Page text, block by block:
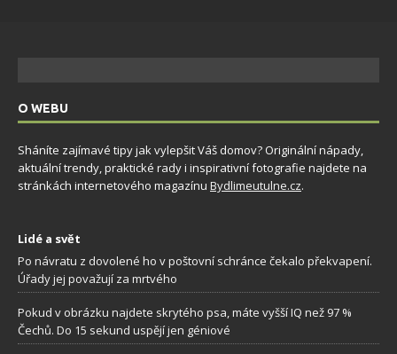
O WEBU
Sháníte zajímavé tipy jak vylepšit Váš domov? Originální nápady,
aktuální trendy, praktické rady i inspirativní fotografie najdete na
stránkách internetového magazínu Bydlimeutulne.cz.
Lidé a svět
Po návratu z dovolené ho v poštovní schránce čekalo překvapení.
Úřady jej považují za mrtvého
Pokud v obrázku najdete skrytého psa, máte vyšší IQ než 97 %
Čechů. Do 15 sekund uspějí jen géniové